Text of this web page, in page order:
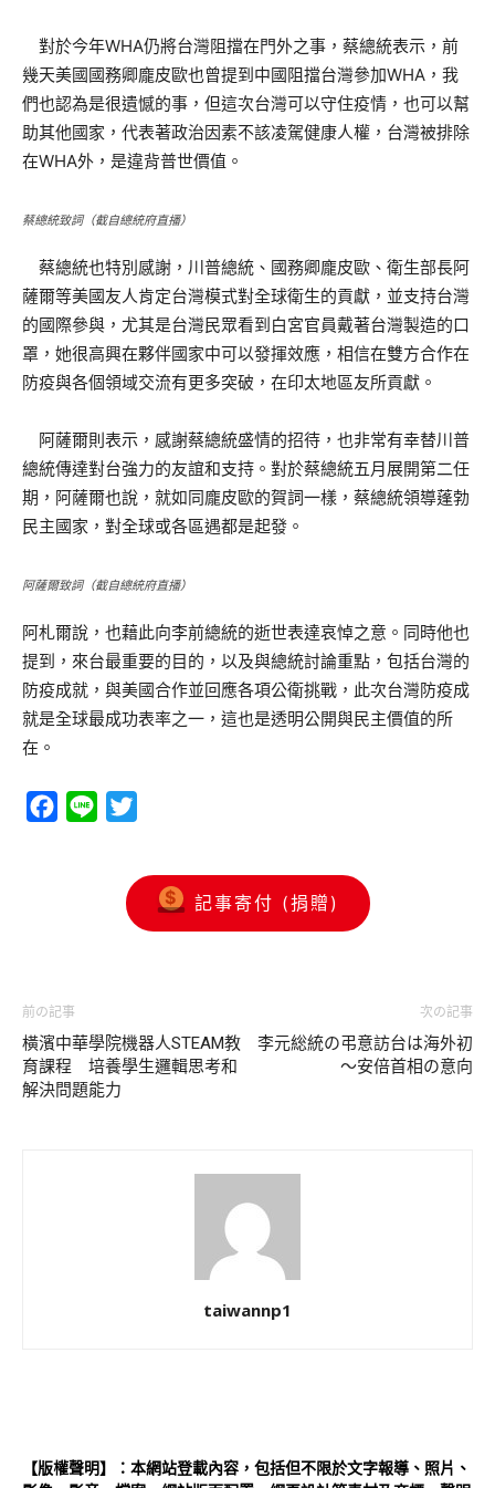
對於今年WHA仍將台灣阻擋在門外之事，蔡總統表示，前
幾天美國國務卿龐皮歐也曾提到中國阻擋台灣參加WHA，我
們也認為是很遺憾的事，但這次台灣可以守住疫情，也可以幫
助其他國家，代表著政治因素不該凌駕健康人權，台灣被排除
在WHA外，是違背普世價值。
蔡總統致詞（截自總統府直播）
蔡總統也特別感謝，川普總統、國務卿龐皮歐、衛生部長阿
薩爾等美國友人肯定台灣模式對全球衛生的貢獻，並支持台灣
的國際參與，尤其是台灣民眾看到白宮官員戴著台灣製造的口
罩，她很高興在夥伴國家中可以發揮效應，相信在雙方合作在
防疫與各個領域交流有更多突破，在印太地區友所貢獻。
阿薩爾則表示，感謝蔡總統盛情的招待，也非常有幸替川普
總統傳達對台強力的友誼和支持。對於蔡總統五月展開第二任
期，阿薩爾也說，就如同龐皮歐的賀詞一樣，蔡總統領導蓬勃
民主國家，對全球或各區遇都是起發。
阿薩爾致詞（截自總統府直播）
阿札爾說，也藉此向李前總統的逝世表達哀悼之意。同時他也
提到，來台最重要的目的，以及與總統討論重點，包括台灣的
防疫成就，與美國合作並回應各項公衛挑戰，此次台灣防疫成
就是全球最成功表率之一，這也是透明公開與民主價值的所
在。
Facebook
Line
記事寄付 (捐贈)
前の記事
橫濱中華學院機器人STEAM教
育課程 培養學生邏輯思考和
解決問題能力
次の記事
李元総統の弔意訪台は海外初
～安倍首相の意向
taiwannp1
【版權聲明】：本網站登載內容，包括但不限於文字報導、照片、